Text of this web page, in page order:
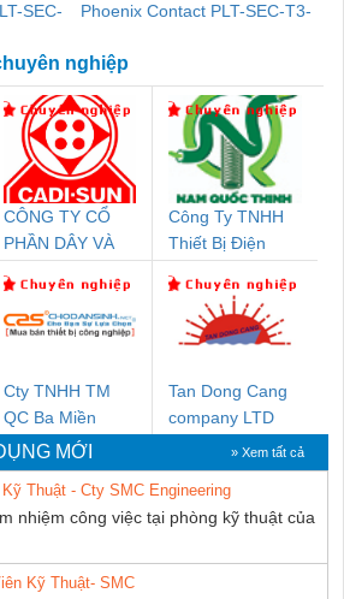
SEC-
Phoenix Contact PLT-SEC-T3-
nghiệp
CÔNG TY CỔ
PHẦN DÂY VÀ
THƯỢNG ĐÌNH
Công Ty TNHH
Thiết Bị Điện
Cty TNHH TM
QC Ba Miền
Tan Dong Cang
company LTD
MỚI » Xem tất cả
Thuật - Cty SMC Engineering
nhiệm công việc tại phòng kỹ thuật của
Kỹ Thuật- SMC